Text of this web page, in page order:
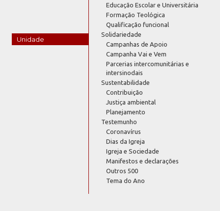
Unidade
Educação Escolar e Universitária
Formação Teológica
Qualificação funcional
Solidariedade
Campanhas de Apoio
Campanha Vai e Vem
Parcerias intercomunitárias e
intersinodais
Sustentabilidade
Contribuição
Justiça ambiental
Planejamento
Testemunho
Coronavírus
Dias da Igreja
Igreja e Sociedade
Manifestos e declarações
Outros 500
Tema do Ano